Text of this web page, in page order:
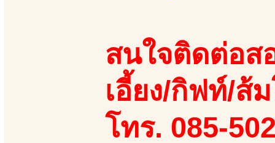
สนใจติดต่อส
เอี้ยง/กิฟท์/ส้
โทร. 085-